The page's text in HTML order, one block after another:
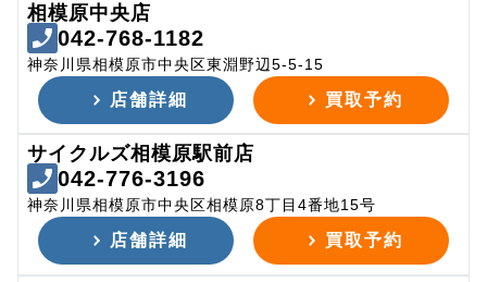
相模原中央店
042-768-1182
神奈川県相模原市中央区東淵野辺5-5-15
店舗詳細 買取予約
サイクルズ相模原駅前店
042-776-3196
神奈川県相模原市中央区相模原8丁目4番地15号
店舗詳細 買取予約